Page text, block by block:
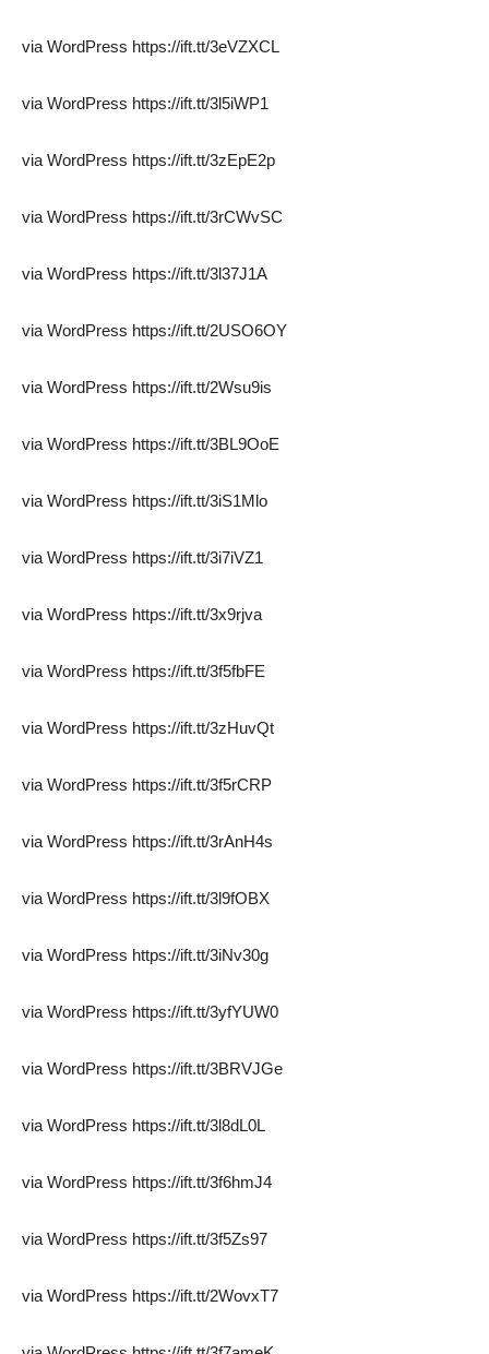
via WordPress https://ift.tt/3eVZXCL
via WordPress https://ift.tt/3l5iWP1
via WordPress https://ift.tt/3zEpE2p
via WordPress https://ift.tt/3rCWvSC
via WordPress https://ift.tt/3l37J1A
via WordPress https://ift.tt/2USO6OY
via WordPress https://ift.tt/2Wsu9is
via WordPress https://ift.tt/3BL9OoE
via WordPress https://ift.tt/3iS1Mlo
via WordPress https://ift.tt/3i7iVZ1
via WordPress https://ift.tt/3x9rjva
via WordPress https://ift.tt/3f5fbFE
via WordPress https://ift.tt/3zHuvQt
via WordPress https://ift.tt/3f5rCRP
via WordPress https://ift.tt/3rAnH4s
via WordPress https://ift.tt/3l9fOBX
via WordPress https://ift.tt/3iNv30g
via WordPress https://ift.tt/3yfYUW0
via WordPress https://ift.tt/3BRVJGe
via WordPress https://ift.tt/3l8dL0L
via WordPress https://ift.tt/3f6hmJ4
via WordPress https://ift.tt/3f5Zs97
via WordPress https://ift.tt/2WovxT7